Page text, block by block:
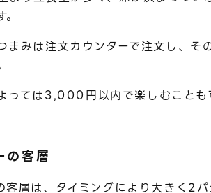
まみは注文カウンターで注文し、そ
っては3,000円以内で楽しむことも
の客層
客層は、タイミングにより大きく2パ